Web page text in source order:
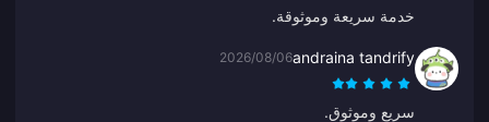
خدمة سريعة وموثوقة.
andraina tandrify
2026/08/06
سريع وموثوق.